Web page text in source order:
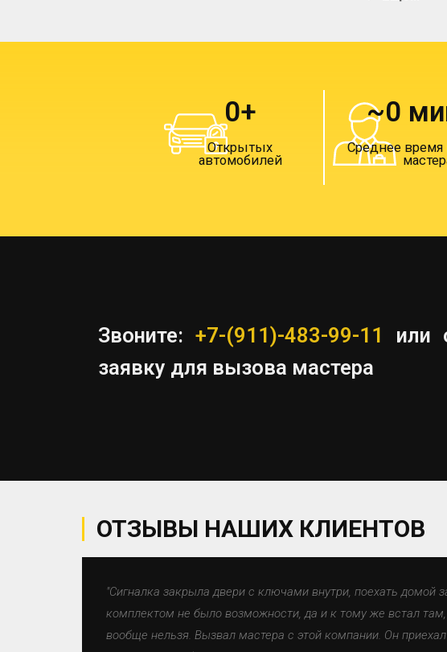
0+
Открытых
автомобилей
~0
Среднее
Звоните:+7-(911)-483-99-11
или
заявку для вызова мастера
ОТЗЫВЫ НАШИХ КЛИЕНТОВ
"Сигналка закрыла двери с ключами внутри, поехать домой
комплектом не было возможности, да и к тому же встал там,
вообще нельзя. Вызвал мастера с этой компании. Он